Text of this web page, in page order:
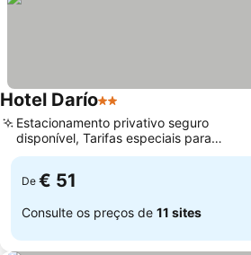
Hotel Darío2 Estrelas
Estacionamento privativo seguro
disponível, Tarifas especiais para
grupos e equipes
De € 51
Consulte os preços de 11 sites